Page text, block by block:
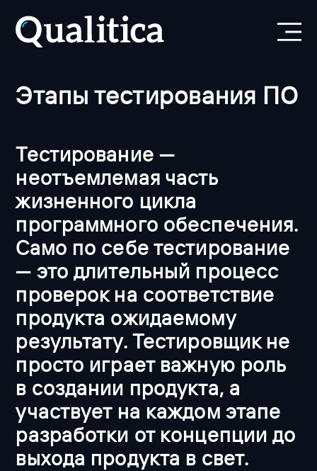
Этапы тестирования ПО
Тестирование —
неотъемлемая часть
жизненного цикла
программного обеспечения.
Само по себе тестирование
— это длительный процесс
проверок на соответствие
продукта ожидаемому
результату. Тестировщик не
просто играет важную роль
в создании продукта, а
участвует на каждом этапе
разработки от концепции до
выхода продукта в свет.